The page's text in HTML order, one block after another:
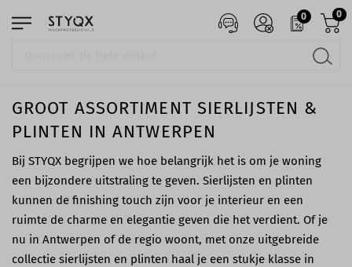
0 0
GROOT ASSORTIMENT SIERLIJSTEN &
PLINTEN IN ANTWERPEN
Bij STYQX begrijpen we hoe belangrijk het is om je woning
een bijzondere uitstraling te geven. Sierlijsten en plinten
kunnen de finishing touch zijn voor je interieur en een
ruimte de charme en elegantie geven die het verdient. Of je
nu in Antwerpen of de regio woont, met onze uitgebreide
collectie sierlijsten en plinten haal je een stukje klasse in